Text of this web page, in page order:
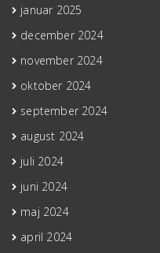
januar 2025
december 2024
november 2024
oktober 2024
september 2024
august 2024
juli 2024
juni 2024
maj 2024
april 2024